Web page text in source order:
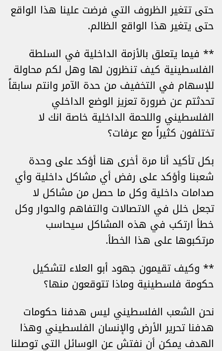
حتى تتغير الظروف التي فرضت علينا هذا الواقع
حتى يتغير هذا الواقع الظالم.
** فيما يتعلق بالأزمة الداخلية في السلطة
الفلسطينية كيف تنظرون لها وهل لكم محاولة
للإسهام في التخفيف من حدة الآمر وانتم سابقاً
تحدثتم عن ضرورة تعزيز الوضع الداخلي
الفلسطيني واللحمة الداخلية خاصة انك لا
تختلفون كثيراً مع عرفات؟
بكل تأكيد أنا مرة أخرى هنا أؤكد على وحدة
شعبنا وأؤكد على رفض أي مشاكل داخلية وأي
صدامات داخلية وكل ما حصل من مشاكل لا
تجعل خلل في الاتصالات والتفاهم والحوار وكل
خطأ ارتكب في هذه المشاكل سيحاسب
مرتكبوها على هذا الخطأ.
** وكيف تقيمون جهود أبو العلاء لتشكيل
حكومة فلسطينية وماذا تتوقعون منها؟
نحن الشعب الفلسطيني ليس هدفنا حكومات
هدفنا تحرير الأرض والإنسان الفلسطيني وهذا
الهدف يمكن أن نفتش عن الوسائل التي توصلنا